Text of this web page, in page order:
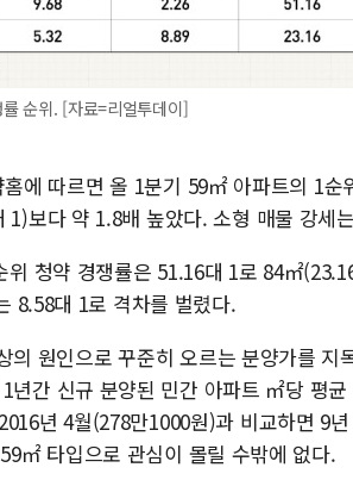
순위. [자료=리얼투데이]
에 따르면 올 1분기 59㎡ 아파트의 1
1)보다 약 1.8배 높았다. 소형 매물 강세
위 청약 경쟁률은 51.16대 1로 84㎡
8.58대 1로 격차를 벌렸다.
의 원인으로 꾸준히 오르는 분양가를
년간 신규 분양된 민간 아파트 ㎡당 평
년 4월(278만1000원)과 비교하면 9
㎡ 타입으로 관심이 몰릴 수밖에 없다.